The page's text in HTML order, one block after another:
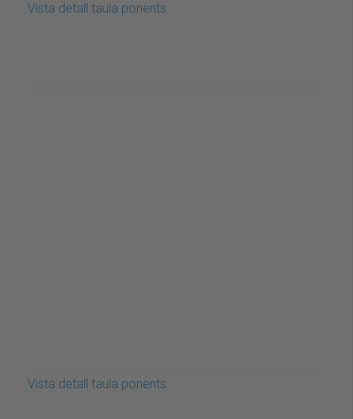
Vista detall taula ponents
Vista detall taula ponents